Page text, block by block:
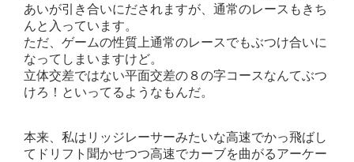
あいが引き合いにだされますが、通常のレースもきち
んと入っています。
ただ、ゲームの性質上通常のレースでもぶつけ合いに
なってしまいますけど。
立体交差ではない平面交差の８の字コースなんてぶつ
けろ！といってるようなもんだ。
本来、私はリッジレーサーみたいな高速でかっ飛ばし
てドリフト聞かせつつ高速でカーブを曲がるアーケー